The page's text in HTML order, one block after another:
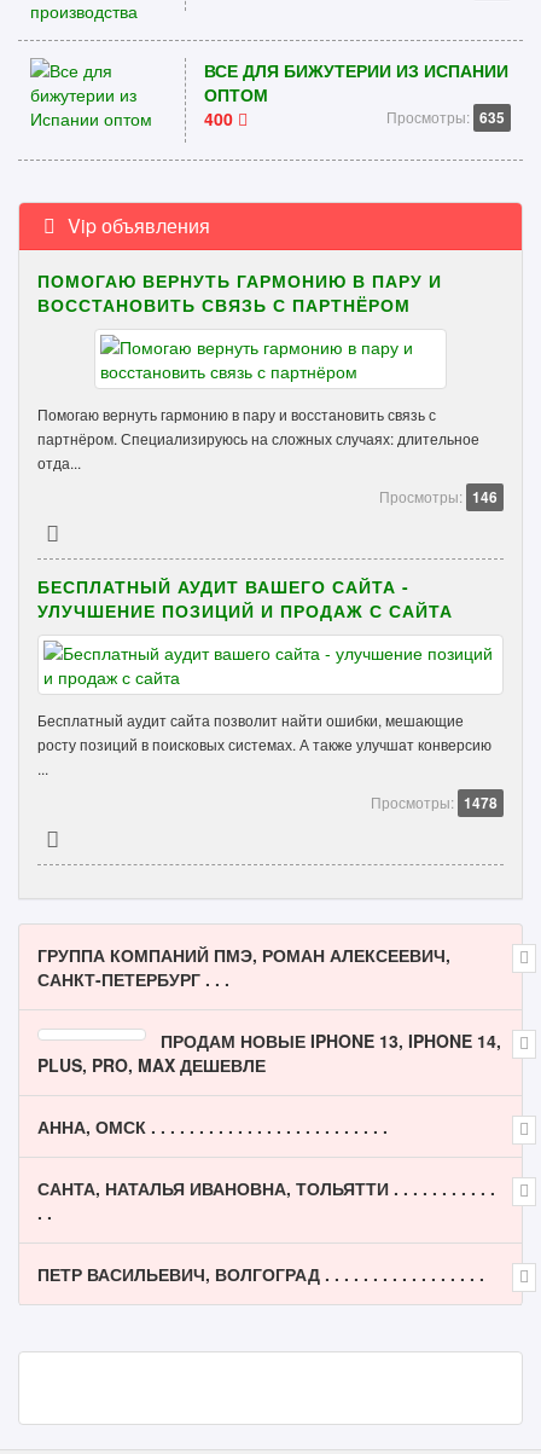
ВСЕ ДЛЯ БИЖУТЕРИИ ИЗ ИСПАНИИ
ОПТОМ
400
Просмотры: 635
Vip объявления
ПОМОГАЮ ВЕРНУТЬ ГАРМОНИЮ В ПАРУ И
ВОССТАНОВИТЬ СВЯЗЬ С ПАРТНЁРОМ
Помогаю вернуть гармонию в пару и восстановить связь с
партнёром. Специализируюсь на сложных случаях: длительное
отда...
Просмотры: 146
БЕСПЛАТНЫЙ АУДИТ ВАШЕГО САЙТА -
УЛУЧШЕНИЕ ПОЗИЦИЙ И ПРОДАЖ С САЙТА
Бесплатный аудит сайта позволит найти ошибки, мешающие
росту позиций в поисковых системах. А также улучшат конверсию
...
Просмотры: 1478
ГРУППА КОМПАНИЙ ПМЭ, РОМАН АЛЕКСЕЕВИЧ,
САНКТ-ПЕТЕРБУРГ . . .
ПРОДАМ НОВЫЕ IPHONE 13, IPHONE 14,
PLUS, PRO, MAX ДЕШЕВЛЕ
АННА, ОМСК . . . . . . . . . . . . . . . . . . . . . . . . .
САНТА, НАТАЛЬЯ ИВАНОВНА, ТОЛЬЯТТИ . . . . . . . . . . .
. .
ПЕТР ВАСИЛЬЕВИЧ, ВОЛГОГРАД . . . . . . . . . . . . . . . . .